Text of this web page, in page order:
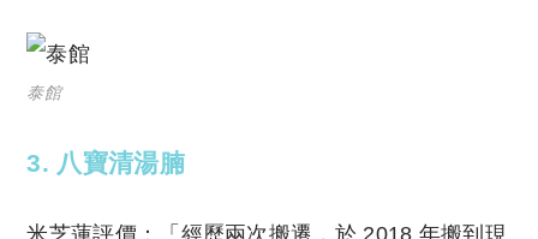
泰館
3. 八寶清湯腩
米芝蓮評價：「經歷兩次搬遷，於 2018 年搬到現